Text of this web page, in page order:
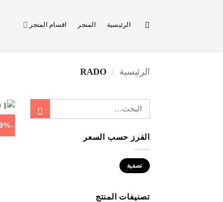
الرئيسية المتجر اقسام المتجر
الرئيسية /
البحث
الفرز حسب السعر
أدنى
سعر
أعلى
سعرتصفية
تصنيفات المنتج
-40%